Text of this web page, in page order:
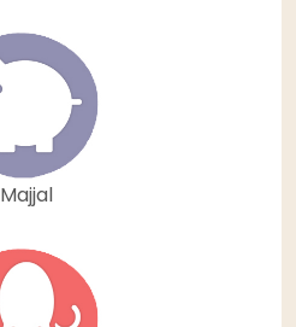
Majjal